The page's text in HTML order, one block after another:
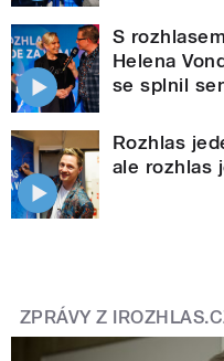
S
Helena
se splnil
Rozhlas
ale rozhlas
ZPRÁVY Z